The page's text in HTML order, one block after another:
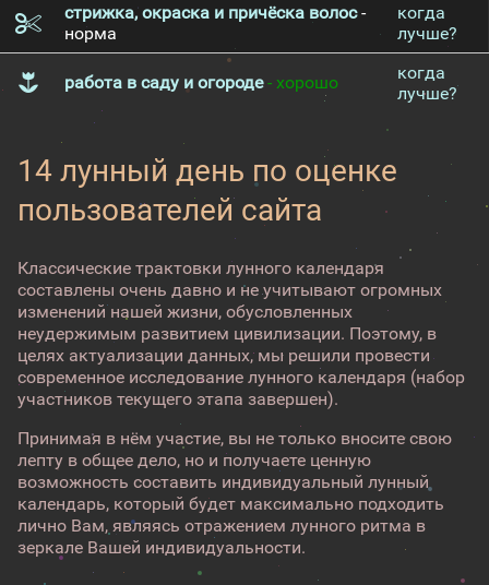
стрижка, окраска и причёска волос-
норма
когда
лучше?
работа в саду и огороде- хорошо
когда
лучше?
14 лунный день по оценке
пользователей сайта
Классические трактовки лунного календаря
составлены очень давно и не учитывают огромных
изменений нашей жизни, обусловленных
неудержимым развитием цивилизации. Поэтому, в
целях актуализации данных, мы решили провести
современное исследование лунного календаря (набор
участников текущего этапа завершен).
Принимая в нём участие, вы не только вносите свою
лепту в общее дело, но и получаете ценную
возможность составить индивидуальный лунный
календарь, который будет максимально подходить
лично Вам, являясь отражением лунного ритма в
зеркале Вашей индивидуальности.